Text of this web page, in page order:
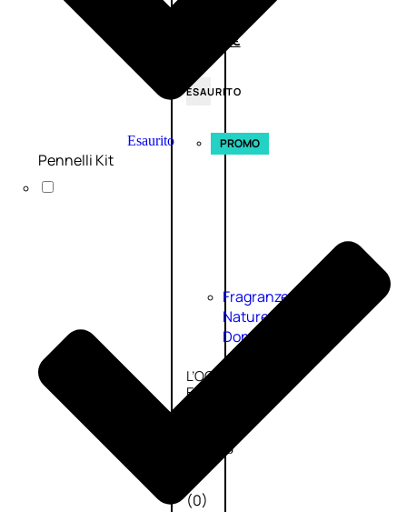
€
ESAURITO
Esaurito PROMO
Fragranze
Nature
Donna
L’OCCITANE
EDT
Valutato
(0)
Pennelli Kit